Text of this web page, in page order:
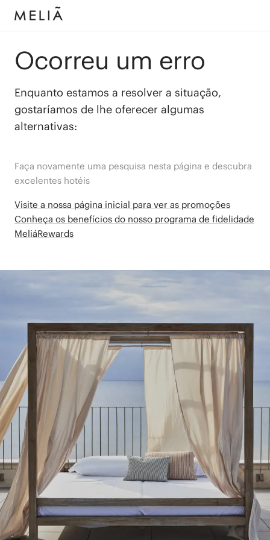
Ocorreu um erro
Enquanto estamos a resolver a situação,
gostaríamos de lhe oferecer algumas
alternativas:
Faça novamente uma pesquisa nesta página e descubra
excelentes hotéis
Visite a nossa página inicial para ver as promoções
Conheça os benefícios do nosso programa de fidelidade
MeliáRewards